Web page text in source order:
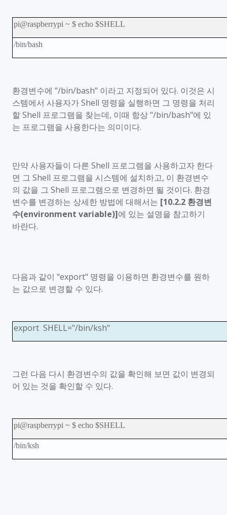
pi@raspberrypi ~ $ echo $SHELL
/bin/bash
환경변수에 "/bin/bash" 이라고 지정되어 있다. 이것은 시
스템에서 사용자가Shell 명령을 실행하면 그 명령을 처리
할Shell 프로그램을 찾는데, 이때 항상"/bin/bash"에 있
는 프로그램을 사용한다는 의미이다.
만약 사용자들이 다른 Shell 프로그램을 사용하고자 한다
면 그 Shell 프로그램을 시스템에 설치하고, 이 환경변수
의 값을 그 Shell 프로그램으로 변경하면 될 것이다. 환경
변수를 변경하는 상세한 방법에 대해서는 [10.2.2 환경변
수(environment variable)]에 있는 설명을 참고하기
바란다.
다음과 같이 "export" 명령을 이용하면 환경변수를 원하
는 값으로 변경할 수 있다.
export SHELL="/bin/ksh"
그런 다음 다시 환경변수의 값을 확인해 보면 값이 변경되
어 있는 것을 확인할 수 있다.
pi@raspberrypi ~ $ echo $SHELL
/bin/ksh